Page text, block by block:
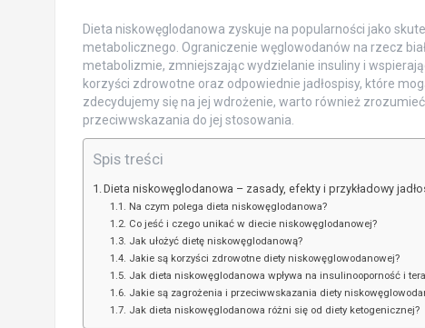
Dieta niskowęglodanowa zyskuje na popularności jako
metabolicznego. Ograniczenie węglowodanów na rzecz
metabolizmie, zmniejszając wydzielanie insuliny i
korzyści zdrowotne oraz odpowiednie jadłospisy, które
zdecydujemy się na jej wdrożenie, warto również
przeciwwskazania do jej stosowania.
Spis treści
Dieta niskowęglodanowa – zasady, efekty i przykładowy
Na czym polega dieta niskowęglodanowa?
Co jeść i czego unikać w diecie niskowęglodanowej?
Jak ułożyć dietę niskowęglodanową?
Jakie są korzyści zdrowotne diety niskowęglowodanowej?
Jak dieta niskowęglodanowa wpływa na insulinooporność i
Jakie są zagrożenia i przeciwwskazania diety
Jak dieta niskowęglodanowa różni się od diety ketogenicznej?